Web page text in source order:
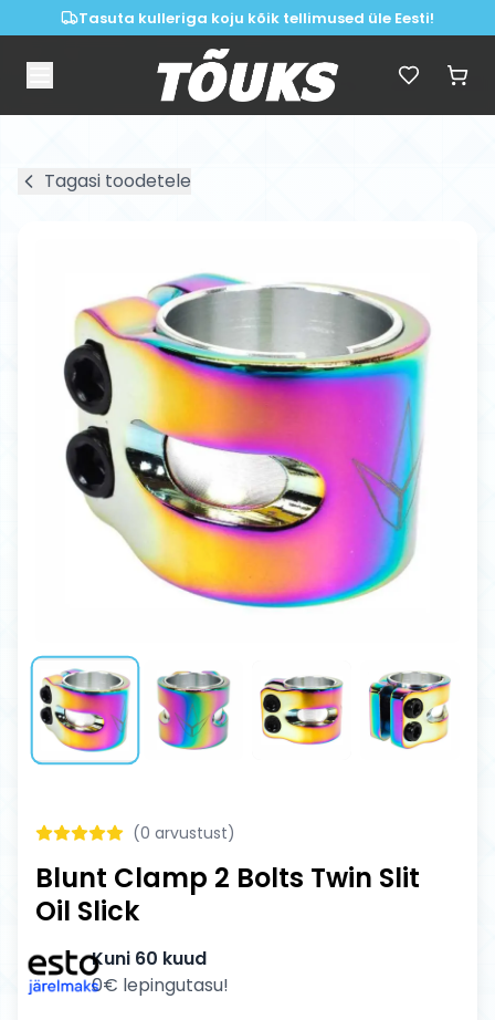
Tasuta kulleriga koju kõik tellimused üle Eesti!
Tagasi toodetele
(0 arvustust)
Blunt Clamp 2 Bolts Twin Slit
Oil Slick
Kuni 60 kuud
0€ lepingutasu!